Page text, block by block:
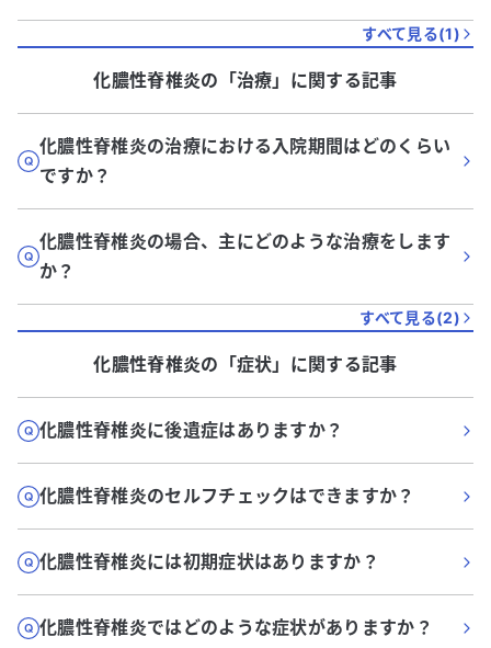
すべて見る(1)
化膿性脊椎炎の「治療」に関する記事
化膿性脊椎炎の治療における入院期間はどのくらい
ですか？
化膿性脊椎炎の場合、主にどのような治療をします
か？
すべて見る(2)
化膿性脊椎炎の「症状」に関する記事
化膿性脊椎炎に後遺症はありますか？
化膿性脊椎炎のセルフチェックはできますか？
化膿性脊椎炎には初期症状はありますか？
化膿性脊椎炎ではどのような症状がありますか？